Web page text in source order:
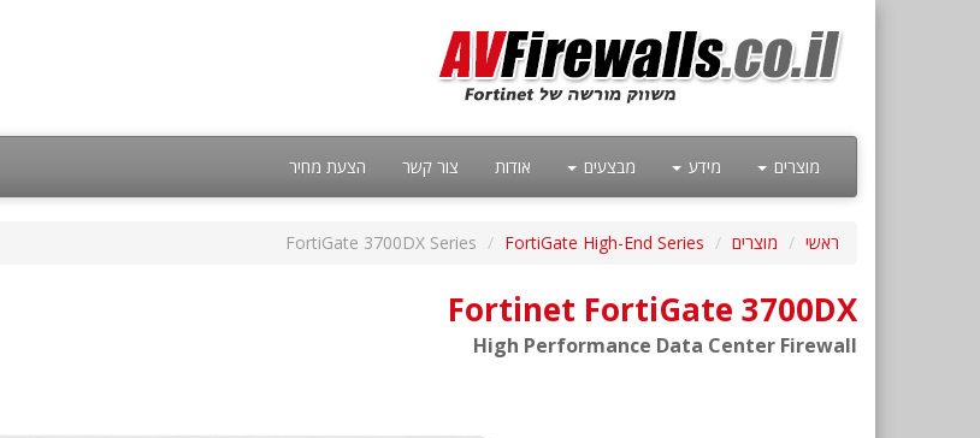
מוצרים מידע מבצעים אודות צור קשר הצעת מחיר
ראשי מוצרים FortiGate High-End Series
FortiGate 3700DX Series
Fortinet FortiGate 3700DX
High Performance Data Center Firewall